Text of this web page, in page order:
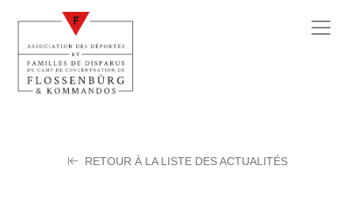
RETOUR À LA LISTE DES ACTUALITÉS